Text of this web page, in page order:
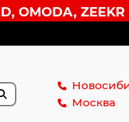
OMODA,
Москва